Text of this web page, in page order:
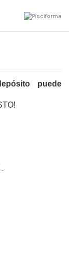
puede